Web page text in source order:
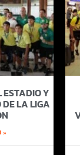
ESTADIO Y
LA LIGA
»